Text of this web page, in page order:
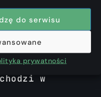
do serwisu
prywatności
w
w